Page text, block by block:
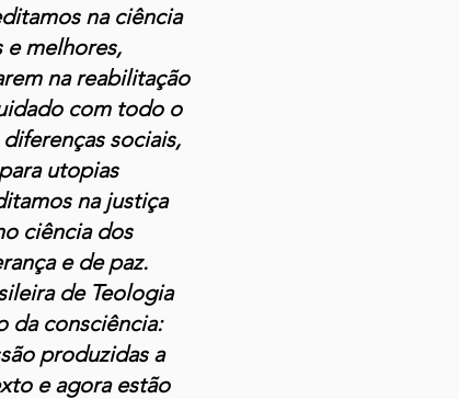
na ciência
e melhores,
na reabilitação
com todo o
sociais,
utopias
na justiça
ciência dos
e de paz.
de Teologia
da consciência:
produzidas a
e agora estão